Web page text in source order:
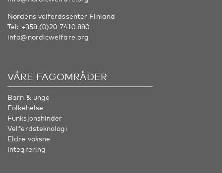
Nordens velferdssenter Finland
Tel: +358 (0)20 7410 880
info@nordicwelfare.org
VÅRE FAGOMRÅDER
Barn & unge
Folkehelse
Funksjonshinder
Velferdsteknologi
Eldre voksne
Integrering